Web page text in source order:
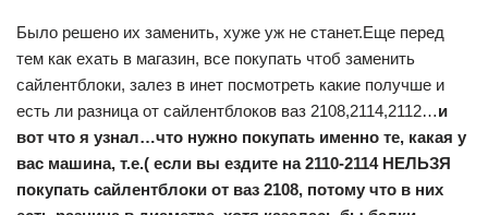
Было решено их заменить, хуже уж не станет.Еще перед
тем как ехать в магазин, все покупать чтоб заменить
сайлентблоки, залез в инет посмотреть какие получше и
есть ли разница от сайлентблоков ваз 2108,2114,2112…и
вот что я узнал…что нужно покупать именно те, какая у
вас машина, т.е.( если вы ездите на 2110-2114 НЕЛЬЗЯ
покупать сайлентблоки от ваз 2108, потому что в них